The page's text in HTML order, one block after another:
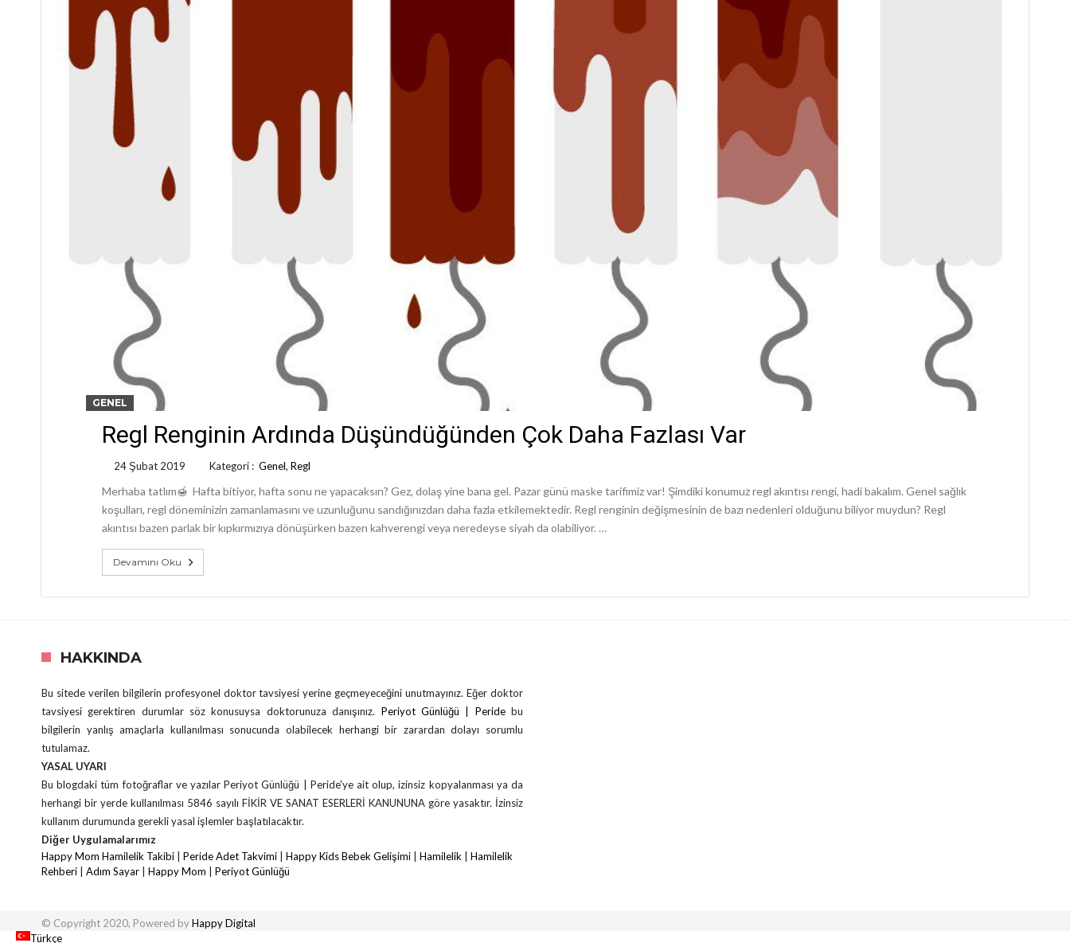
GENEL
Regl Renginin Ardında Düşündüğünden Çok Daha Fazlası Var
24 Şubat 2019 Kategori : Genel, Regl
Merhaba tatlım🍯 Hafta bitiyor, hafta sonu ne yapacaksın? Gez, dolaş yine bana gel. Pazar günü maske tarifimiz var! Şimdiki konumuz regl akıntısı rengi, hadi bakalım. Genel sağlık
koşulları, regl döneminizin zamanlamasını ve uzunluğunu sandığınızdan daha fazla etkilemektedir. Regl renginin değişmesinin de bazı nedenleri olduğunu biliyor muydun? Regl
akıntısı bazen parlak bir kıpkırmızıya dönüşürken bazen kahverengi veya neredeyse siyah da olabiliyor. …
Devamını Oku
HAKKINDA
Bu sitede verilen bilgilerin profesyonel doktor tavsiyesi yerine geçmeyeceğini unutmayınız. Eğer doktor
tavsiyesi gerektiren durumlar söz konusuysa doktorunuza danışınız. Periyot Günlüğü | Peridebu
bilgilerin yanlış amaçlarla kullanılması sonucunda olabilecek herhangi bir zarardan dolayı sorumlu
tutulamaz.
YASAL UYARI
Bu blogdaki tüm fotoğraflar ve yazılar Periyot Günlüğü | Peride'ye ait olup, izinsiz kopyalanması ya da
herhangi bir yerde kullanılması 5846 sayılı FİKİR VE SANAT ESERLERİ KANUNUNA göre yasaktır. İzinsiz
kullanım durumunda gerekli yasal işlemler başlatılacaktır.
Diğer Uygulamalarımız
Happy Mom Hamilelik Takibi
Peride Adet Takvimi Happy Kids Bebek Gelişimi Hamilelik
Hamilelik
Rehberi
Adım Sayar Happy Mom Periyot Günlüğü
© Copyright 2020, Powered byHappy Digital
Türkçe